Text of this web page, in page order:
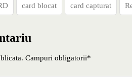
card blocat card capturat
Campuri obligatorii*